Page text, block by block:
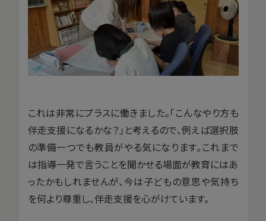
これは非常にプラスに働きました。「こんなやり方も
伴走支援になるかな？」と考えるので、例えば選択肢
の準備一つでも教員がやる気になります。これまで
は指導一発で言うことを聞かせる場面が教育にはあ
ったかもしれませんが、今は子どもの意思や気持ち
を何より尊重し、伴走支援を心がけています。